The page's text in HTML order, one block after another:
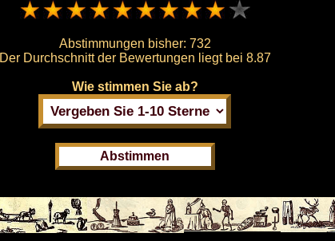
Abstimmungen bisher: 732
Der Durchschnitt der Bewertungen liegt bei 8.87
Wie stimmen Sie ab?